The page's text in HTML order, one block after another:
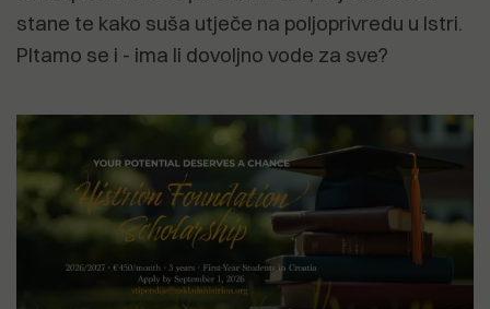
stane te kako suša utječe na poljoprivredu u Istri.
PItamo se i - ima li dovoljno vode za sve?